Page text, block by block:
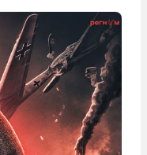
косвенно (в